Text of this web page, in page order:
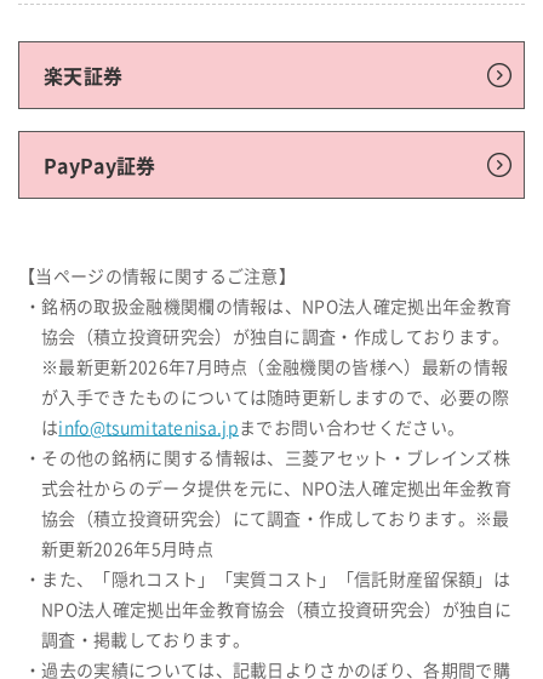
楽天証券
PayPay証券
【当ページの情報に関するご注意】
・銘柄の取扱金融機関欄の情報は、NPO法人確定拠出年金教育
協会（積立投資研究会）が独自に調査・作成しております。
※最新更新2026年7月時点（金融機関の皆様へ）最新の情報
が入手できたものについては随時更新しますので、必要の際
はinfo@tsumitatenisa.jp までお問い合わせください。
・その他の銘柄に関する情報は、三菱アセット・ブレインズ株
式会社からのデータ提供を元に、NPO法人確定拠出年金教育
協会（積立投資研究会）にて調査・作成しております。※最
新更新2026年5月時点
・また、「隠れコスト」「実質コスト」「信託財産留保額」は
NPO法人確定拠出年金教育協会（積立投資研究会）が独自に
調査・掲載しております。
・過去の実績については、記載日よりさかのぼり、各期間で購